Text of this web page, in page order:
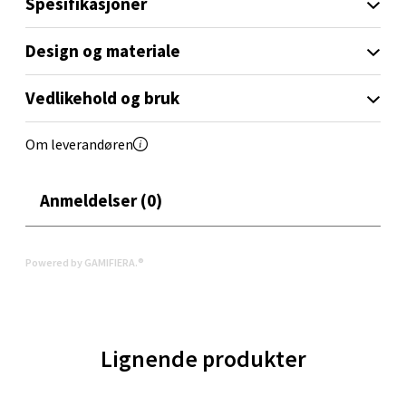
Design og materiale
Vedlikehold og bruk
Om leverandøren
Anmeldelser (0)
Powered by GAMIFIERA.®
Lignende produkter
Molde - Moldetorget
Torget 1, 6413 Molde
Åpent i dag 10-20
Åpent i dag 10-20